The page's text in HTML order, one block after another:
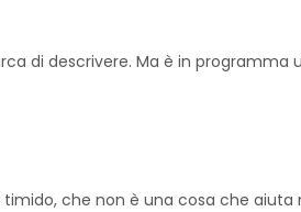
di descrivere. Ma è in programma
che non è una cosa che aiuta